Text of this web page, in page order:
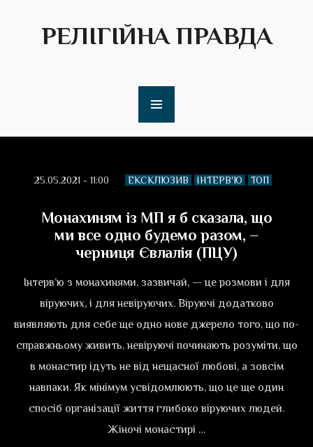
РЕЛІГІЙНА ПРАВДА
25.05.2021 - 11:00 ЕКСКЛЮЗИВ ІНТЕРВ'Ю ТОП
Монахиням із МП я б сказала, що
ми все одно будемо разом, –
черниця Євлалія (ПЦУ)
Інтерв’ю з монахинями, зазвичай, — це розмови і для
віруючих, і для невіруючих. Віруючі додатково
виявляють для себе ще одно нове джерело того, що по-
справжньому живить, невіруючі починають розуміти, що
в монастир ідуть не від нещасної любові, а зовсім
навпаки. Як мінімум усвідомлюють, що це ще один
спосіб організації життя глибоко віруючих людей.
Жіночі монастирі …